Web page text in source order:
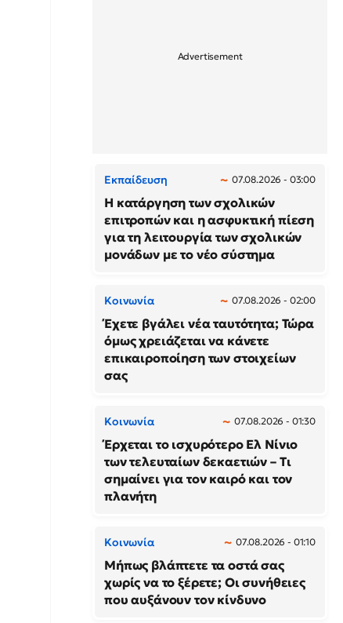
Εκπαίδευση 07.08.2026 - 03:00
Η κατάργηση των σχολικών
επιτροπών και η ασφυκτική πίεση
για τη λειτουργία των σχολικών
μονάδων με το νέο σύστημα
Κοινωνία 07.08.2026 - 02:00
Έχετε βγάλει νέα ταυτότητα; Τώρα
όμως χρειάζεται να κάνετε
επικαιροποίηση των στοιχείων
σας
Κοινωνία 07.08.2026 - 01:30
Έρχεται το ισχυρότερο Ελ Νίνιο
των τελευταίων δεκαετιών – Τι
σημαίνει για τον καιρό και τον
πλανήτη
Κοινωνία 07.08.2026 - 01:10
Μήπως βλάπτετε τα οστά σας
χωρίς να το ξέρετε; Οι συνήθειες
που αυξάνουν τον κίνδυνο